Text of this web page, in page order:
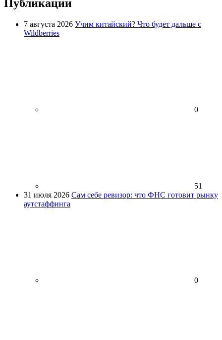
Публикации
7 августа 2026 Учим китайский? Что будет дальше с
Wildberries
0
51
31 июля 2026 Сам себе ревизор: что ФНС готовит рынку
аутстаффинга
0